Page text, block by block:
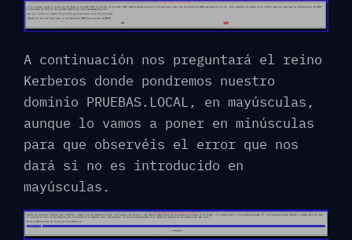
A continuación nos preguntará el reino
Kerberos donde pondremos nuestro
dominio PRUEBAS.LOCAL, en mayúsculas,
aunque lo vamos a poner en minúsculas
para que observéis el error que nos
dará si no es introducido en
mayúsculas.